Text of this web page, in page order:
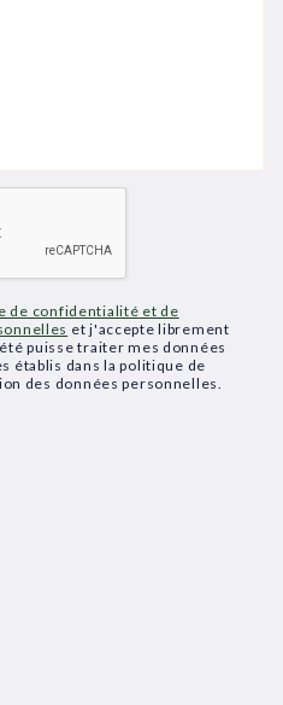
de confidentialité et de
et j'accepte librement
puisse traiter mes données
établis dans la politique de
des données personnelles.